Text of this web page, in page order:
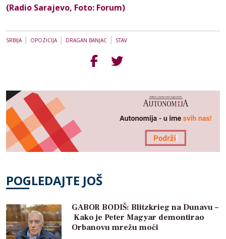
(Radio Sarajevo, Foto: Forum)
SRBIJA| OPOZICIJA| DRAGAN BANJAC | STAV
POGLEDAJTE JOŠ
GABOR BODIŠ: Blitzkrieg na Dunavu –
Kako je Peter Magyar demontirao
Orbanovu mrežu moći